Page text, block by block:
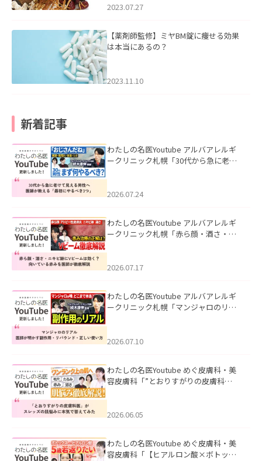
2023.07.27
【薬剤師監修】ミヤBM錠に痩せる効果
は本当にあるの？
2023.11.10
新着記事
わたしの名医Youtube アルバアレルギ
ークリニック札幌「30代から急に老け
た。
2026.07.24
わたしの名医Youtube アルバアレルギ
ークリニック札幌「赤ら顔・酒さ・ニ
した。
2026.07.17
わたしの名医Youtube アルバアレルギ
ークリニック札幌「マンジャロのリア
た。
2026.07.10
わたしの名医Youtube めぐ皮膚科・美
容皮膚科「”とおりすがりの皮膚科
2026.06.05
わたしの名医Youtube めぐ皮膚科・美
容皮膚科「【ヒアルロン酸×ボトック